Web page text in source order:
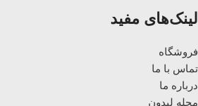
لینک‌های مفید
فروشگاه
تماس با ما
درباره ما
مجله لیدون